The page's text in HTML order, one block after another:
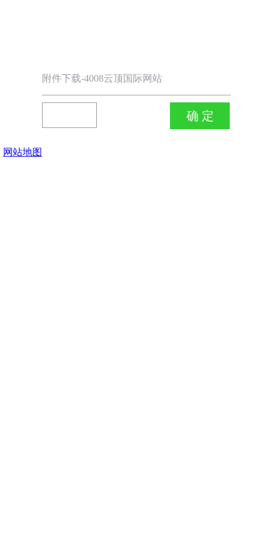
附件下载-4008云顶国际网站
网站地图